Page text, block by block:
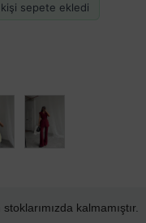
kişi sepete ekledi
kalmamıştır.